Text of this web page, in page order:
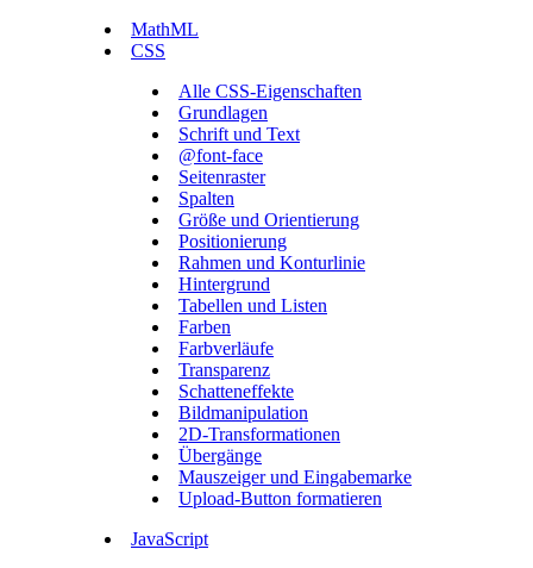
MathML
CSS
Alle CSS-Eigenschaften
Grundlagen
Schrift und Text
@font-face
Seitenraster
Spalten
Größe und Orientierung
Positionierung
Rahmen und Konturlinie
Hintergrund
Tabellen und Listen
Farben
Farbverläufe
Transparenz
Schatteneffekte
Bildmanipulation
2D-Transformationen
Übergänge
Mauszeiger und Eingabemarke
Upload-Button formatieren
JavaScript